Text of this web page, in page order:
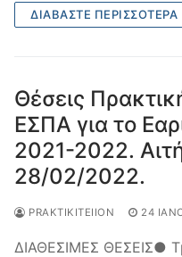
ΔΙΑΒΆΣΤΕ ΠΕΡΙΣΣΌΤΕΡΑ
Θέσεις
ΕΣΠΑ για το
2021-2022.
28/02/2022.
PRAKTIKITEIION 24
ΔΙΑΘΕΣΙΜΕΣ ΘΕΣΕΙΣ●